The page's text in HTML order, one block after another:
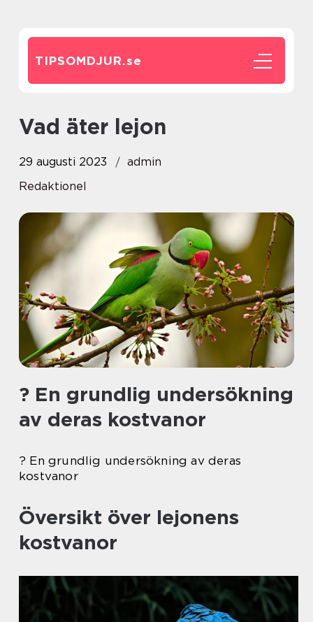
TIPSOMDJUR.se
Vad äter lejon
29 augusti 2023
admin
Redaktionel
? En grundlig undersökning
av deras kostvanor
? En grundlig undersökning av deras
kostvanor
Översikt över lejonens
kostvanor